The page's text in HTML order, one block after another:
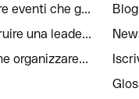
eventi che g...
una leade...
organizzare...
Blog